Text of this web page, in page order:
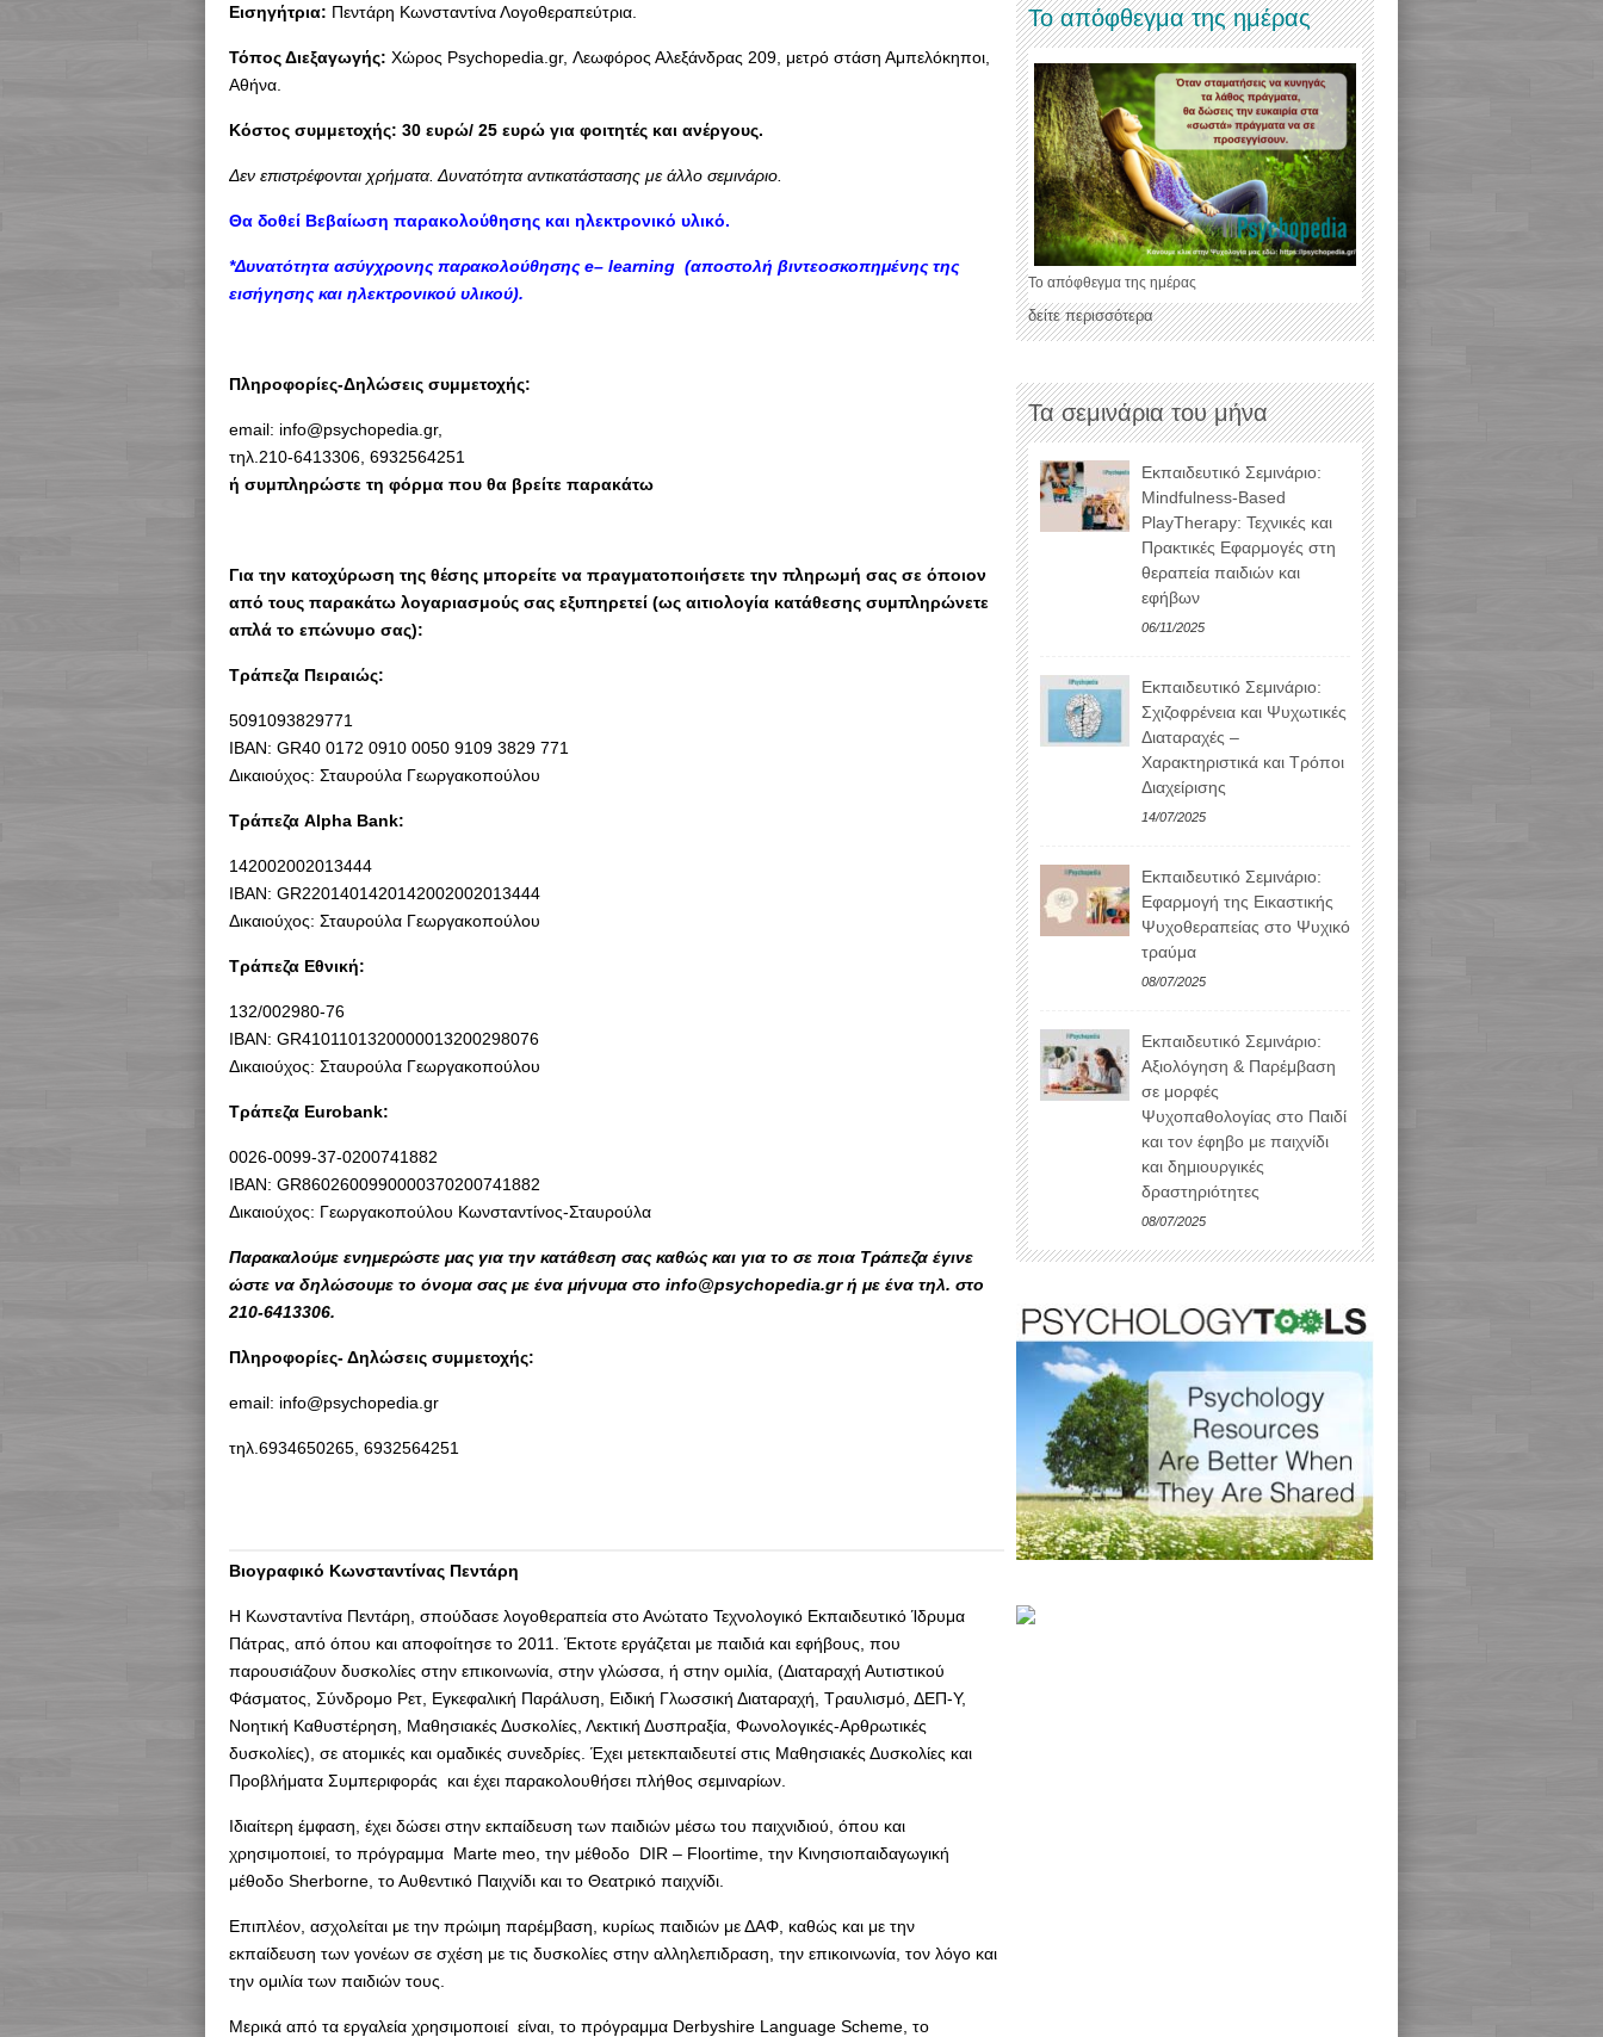
Eισηγήτρια: Πεντάρη Κωνσταντίνα Λογοθεραπεύτρια.
Τόπος Διεξαγωγής: Χώρος Psychopedia.gr, Λεωφόρος Αλεξάνδρας 209, μετρό στάση Αμπελόκηποι,
Αθήνα.
Κόστος συμμετοχής: 30 ευρώ/ 25 ευρώ για φοιτητές και ανέργους.
Δεν επιστρέφονται χρήματα. Δυνατότητα αντικατάστασης με άλλο σεμινάριο.
Θα δοθεί Βεβαίωση παρακολούθησης και ηλεκτρονικό υλικό.
*Δυνατότητα ασύγχρονης παρακολούθησηςe– learning (αποστολή βιντεοσκοπημένης της
εισήγησης και ηλεκτρονικού υλικού).
Πληροφορίες-Δηλώσεις συμμετοχής:
email: info@psychopedia.gr,
τηλ.210-6413306, 6932564251
ή συμπληρώστε τη φόρμα που θα βρείτε παρακάτω
Για την κατοχύρωση της θέσης μπορείτε να πραγματοποιήσετε την πληρωμή σας σε όποιον
από τους παρακάτω λογαριασμούς σας εξυπηρετεί (ως αιτιολογία κατάθεσης συμπληρώνετε
απλά το επώνυμο σας):
Τράπεζα Πειραιώς:
5091093829771
ΙΒΑΝ: GR40 0172 0910 0050 9109 3829 771
Δικαιούχος: Σταυρούλα Γεωργακοπούλου
Τράπεζα Alpha Bank:
142002002013444
ΙΒΑΝ: GR2201401420142002002013444
Δικαιούχος: Σταυρούλα Γεωργακοπούλου
Τράπεζα Εθνική:
132/002980-76
ΙΒΑΝ: GR4101101320000013200298076
Δικαιούχος: Σταυρούλα Γεωργακοπούλου
Τράπεζα Eurobank:
0026-0099-37-0200741882
IBAN: GR8602600990000370200741882
Δικαιούχος: Γεωργακοπούλου Κωνσταντίνος-Σταυρούλα
Παρακαλούμε ενημερώστε μας για την κατάθεση σας καθώς και για το σε ποια Τράπεζα έγινε
ώστε να δηλώσουμε το όνομα σας με ένα μήνυμα στο info@psychopedia.gr ή με ένα τηλ. στο
210-6413306.
Πληροφορίες- Δηλώσεις συμμετοχής:
email: info@psychopedia.gr
τηλ.6934650265, 6932564251
Bιογραφικό Κωνσταντίνας Πεντάρη
Η Κωνσταντίνα Πεντάρη, σπούδασε λογοθεραπεία στο Ανώτατο Τεχνολογικό Εκπαιδευτικό Ίδρυμα
Πάτρας, από όπου και αποφοίτησε το 2011. Έκτοτε εργάζεται με παιδιά και εφήβους, που
παρουσιάζουν δυσκολίες στην επικοινωνία, στην γλώσσα, ή στην ομιλία, (Διαταραχή Αυτιστικού
Φάσματος, Σύνδρομο Ρετ, Εγκεφαλική Παράλυση, Ειδική Γλωσσική Διαταραχή, Τραυλισμό, ΔΕΠ-Υ,
Νοητική Καθυστέρηση, Μαθησιακές Δυσκολίες, Λεκτική Δυσπραξία, Φωνολογικές-Αρθρωτικές
δυσκολίες), σε ατομικές και ομαδικές συνεδρίες. Έχει μετεκπαιδευτεί στις Μαθησιακές Δυσκολίες και
Προβλήματα Συμπεριφοράς και έχει παρακολουθήσει πλήθος σεμιναρίων.
Ιδιαίτερη έμφαση, έχει δώσει στην εκπαίδευση των παιδιών μέσω του παιχνιδιού, όπου και
χρησιμοποιεί, το πρόγραμμα Marte meo, την μέθοδο DIR – Floortime, την Κινησιοπαιδαγωγική
μέθοδο Sherborne, το Αυθεντικό Παιχνίδι και το Θεατρικό παιχνίδι.
Επιπλέον, ασχολείται με την πρώιμη παρέμβαση, κυρίως παιδιών με ΔΑΦ, καθώς και με την
εκπαίδευση των γονέων σε σχέση με τις δυσκολίες στην αλληλεπιδραση, την επικοινωνία, τον λόγο και
την ομιλία των παιδιών τους.
Μερικά από τα εργαλεία χρησιμοποιεί είναι, το πρόγραμμα Derbyshire Language Scheme, το
Το απόφθεγμα της ημέρας
Το απόφθεγμα της ημέρας
δείτε περισσότερα
Τα σεμινάρια του μήνα
Εκπαιδευτικό Σεμινάριο:
Mindfulness-Based
PlayTherapy: Τεχνικές και
Πρακτικές Εφαρμογές στη
θεραπεία παιδιών και
εφήβων
06/11/2025
Εκπαιδευτικό Σεμινάριο:
Σχιζοφρένεια και Ψυχωτικές
Διαταραχές –
Χαρακτηριστικά και Τρόποι
Διαχείρισης
14/07/2025
Εκπαιδευτικό Σεμινάριο:
Εφαρμογή της Εικαστικής
Ψυχοθεραπείας στο Ψυχικό
τραύμα
08/07/2025
Εκπαιδευτικό Σεμινάριο:
Αξιολόγηση & Παρέμβαση
σε μορφές
Ψυχοπαθολογίας στο Παιδί
και τον έφηβο με παιχνίδι
και δημιουργικές
δραστηριότητες
08/07/2025